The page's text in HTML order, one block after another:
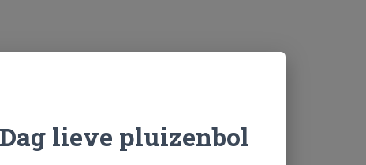
lieve pluizenbol